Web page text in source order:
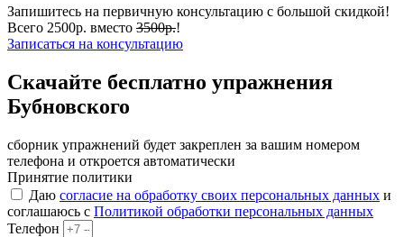
Запишитесь на первичную консультацию с большой скидкой!
Всего 2500р. вместо 3500р.!
Записаться на консультацию
Скачайте бесплатно упражнения
Бубновского
сборник упражнений будет закреплен за вашим номером
телефона и откроется автоматически
Принятие политики
Даю согласие на обработку своих персональных данных и
соглашаюсь с Политикой обработки персональных данных
Телефон